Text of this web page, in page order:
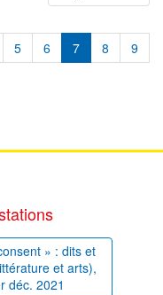
5 6 7 8
9
» : dits et
et arts),
déc. 2021